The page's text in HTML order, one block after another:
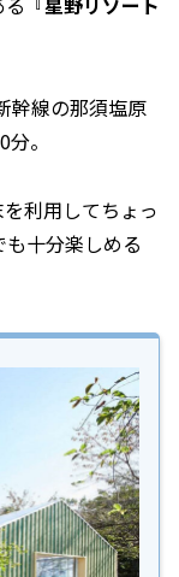
幹線の那須塩原
。
利用してちょっ
十分楽しめる